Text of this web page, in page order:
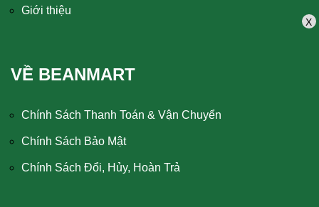
X
Giới thiệu
VỀ BEANMART
Chính Sách Thanh Toán & Vận Chuyển
Chính Sách Bảo Mật
Chính Sách Đổi, Hủy, Hoàn Trả